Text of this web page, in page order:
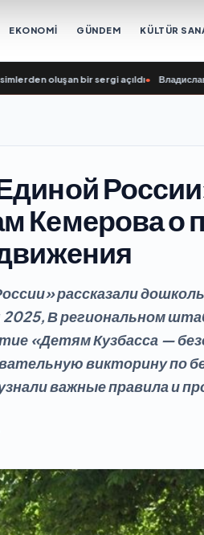
EKONOMİ GÜNDEM KÜLTÜR
bir sergi açıldı• Владислав
Кемерова о
рассказали
2025, В региональном
«Детям Кузбасса —
викторину по
важные правила и